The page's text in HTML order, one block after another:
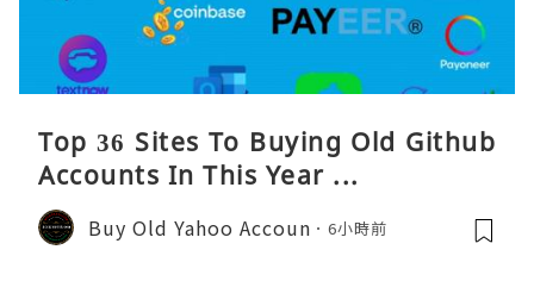
Top 36 Sites To Buying Old Github
Accounts In This Year ...
Buy Old Yahoo Accoun 6小時前